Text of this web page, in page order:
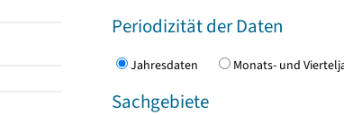
Periodizität der Daten
Jahresdaten Monats- und
Sachgebiete